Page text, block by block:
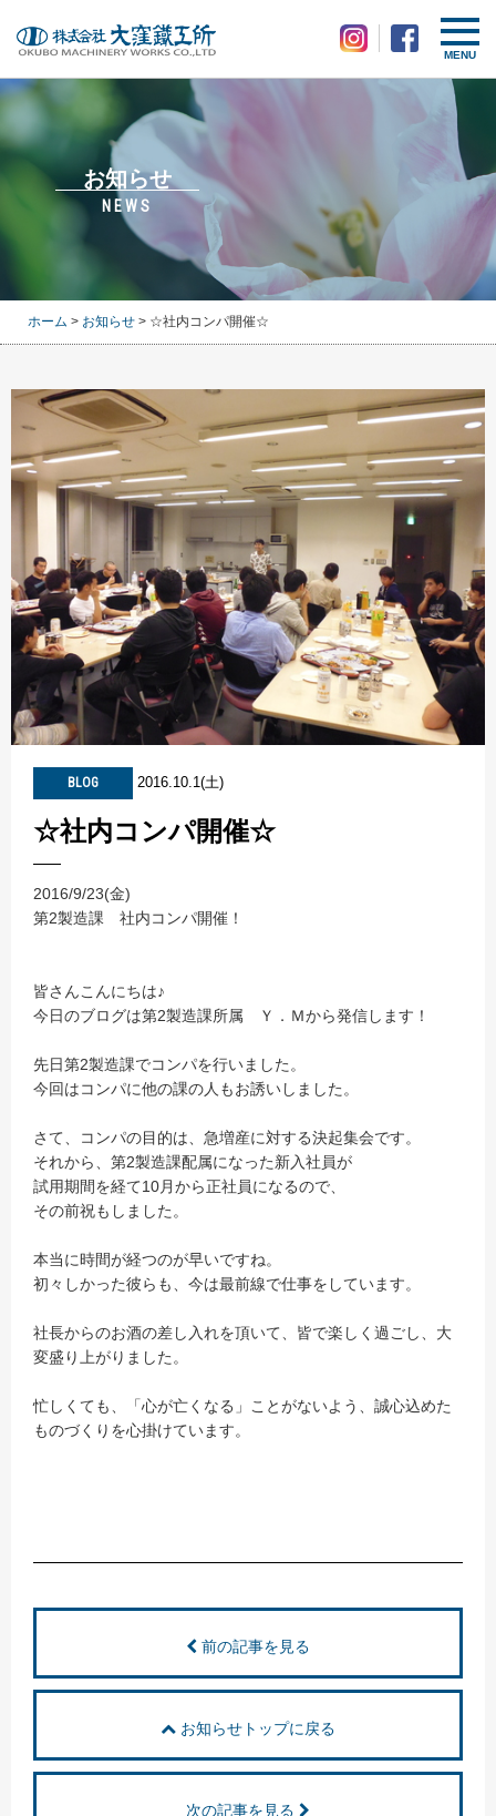
MENU
お知らせ
NEWS
ホーム > お知らせ > ☆社内コンパ開催☆
BLOG 2016.10.1(土)
☆社内コンパ開催☆
2016/9/23(金)
第2製造課 社内コンパ開催！
皆さんこんにちは♪
今日のブログは第2製造課所属 Ｙ．Ｍから発信します！
先日第2製造課でコンパを行いました。
今回はコンパに他の課の人もお誘いしました。
さて、コンパの目的は、急増産に対する決起集会です。
それから、第2製造課配属になった新入社員が
試用期間を経て10月から正社員になるので、
その前祝もしました。
本当に時間が経つのが早いですね。
初々しかった彼らも、今は最前線で仕事をしています。
社長からのお酒の差し入れを頂いて、皆で楽しく過ごし、大
変盛り上がりました。
忙しくても、「心が亡くなる」ことがないよう、誠心込めた
ものづくりを心掛けています。
前の記事を見る
お知らせトップに戻る
次の記事を見る